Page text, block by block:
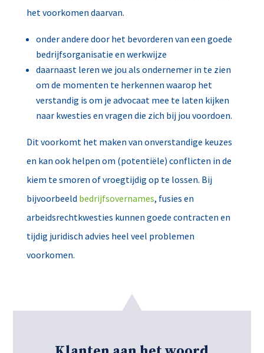
het voorkomen daarvan.
onder andere door het bevorderen van een goede
bedrijfsorganisatie en werkwijze
daarnaast leren we jou als ondernemer in te zien
om de momenten te herkennen waarop het
verstandig is om je advocaat mee te laten kijken
naar kwesties en vragen die zich bij jou voordoen.
Dit voorkomt het maken van onverstandige keuzes
en kan ook helpen om (potentiële) conflicten in de
kiem te smoren of vroegtijdig op te lossen. Bij
bijvoorbeeld bedrijfsovernames, fusies en
arbeidsrechtkwesties kunnen goede contracten en
tijdig juridisch advies heel veel problemen
voorkomen.